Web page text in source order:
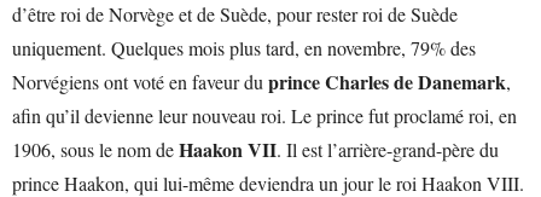
d’être roi de Norvège et de Suède, pour rester roi de Suède
uniquement. Quelques mois plus tard, en novembre, 79% des
Norvégiens ont voté en faveur du prince Charles de Danemark,
afin qu’il devienne leur nouveau roi. Le prince fut proclamé roi, en
1906, sous le nom deHaakon VII. Il est l’arrière-grand-père du
prince Haakon, qui lui-même deviendra un jour le roi Haakon VIII.